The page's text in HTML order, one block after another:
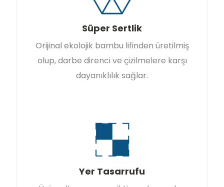
Süper Sertlik
Orijinal ekolojik bambu lifinden üretilmiş
olup, darbe direnci ve çizilmelere karşı
dayanıklılık sağlar.
Yer Tasarrufu